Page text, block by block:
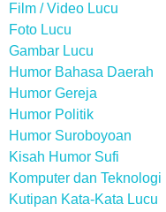
Film / Video Lucu
Foto Lucu
Gambar Lucu
Humor Bahasa Daerah
Humor Gereja
Humor Politik
Humor Suroboyoan
Kisah Humor Sufi
Komputer dan Teknologi
Kutipan Kata-Kata Lucu